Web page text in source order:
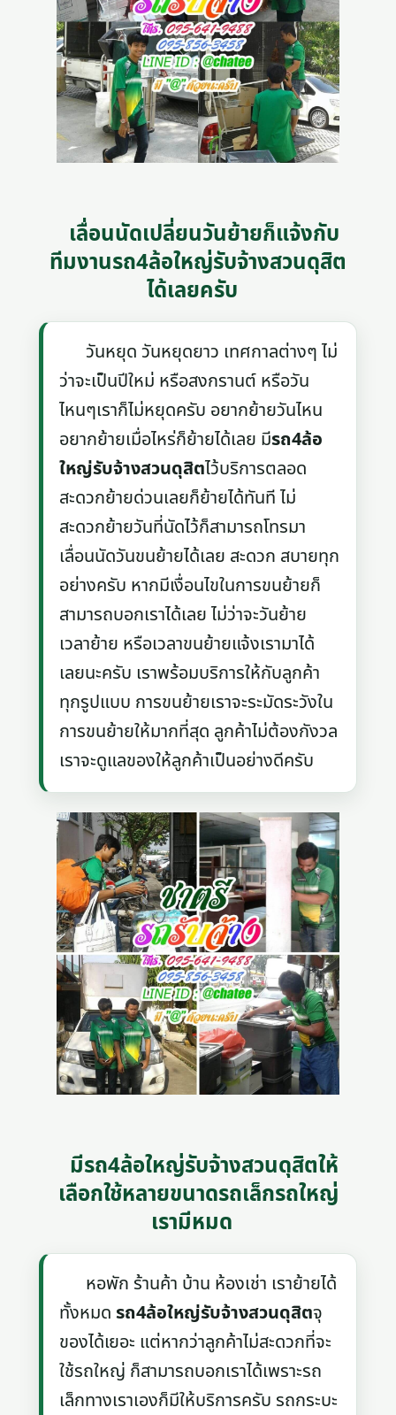
เลื่อนนัดเปลี่ยนวันย้ายก็แจ้งกับ
ทีมงานรถ4ล้อใหญ่รับจ้างสวนดุสิต
ได้เลยครับ
วันหยุด วันหยุดยาว เทศกาลต่างๆ ไม่
ว่าจะเป็นปีใหม่ หรือสงกรานต์ หรือวัน
ไหนๆเราก็ไม่หยุดครับ อยากย้ายวันไหน
อยากย้ายเมื่อไหร่ก็ย้ายได้เลย มีรถ4ล้อ
ใหญ่รับจ้างสวนดุสิตไว้บริการตลอด
สะดวกย้ายด่วนเลยก็ย้ายได้ทันที ไม่
สะดวกย้ายวันที่นัดไว้ก็สามารถโทรมา
เลื่อนนัดวันขนย้ายได้เลย สะดวก สบายทุก
อย่างครับ หากมีเงื่อนไขในการขนย้ายก็
สามารถบอกเราได้เลย ไม่ว่าจะวันย้าย
เวลาย้าย หรือเวลาขนย้ายแจ้งเรามาได้
เลยนะครับ เราพร้อมบริการให้กับลูกค้า
ทุกรูปแบบ การขนย้ายเราจะระมัดระวังใน
การขนย้ายให้มากที่สุด ลูกค้าไม่ต้องกังวล
เราจะดูแลของให้ลูกค้าเป็นอย่างดีครับ
มีรถ4ล้อใหญ่รับจ้างสวนดุสิตให้
เลือกใช้หลายขนาดรถเล็กรถใหญ่
เรามีหมด
หอพัก ร้านค้า บ้าน ห้องเช่า เราย้ายได้
ทั้งหมดรถ4ล้อใหญ่รับจ้างสวนดุสิตจุ
ของได้เยอะ แต่หากว่าลูกค้าไม่สะดวกที่จะ
ใช้รถใหญ่ ก็สามารถบอกเราได้เพราะรถ
เล็กทางเราเองก็มีให้บริการครับ รถกระบะ